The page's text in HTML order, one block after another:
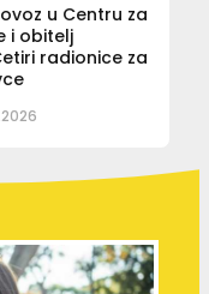
u Centru za
i obitelj
radionice za